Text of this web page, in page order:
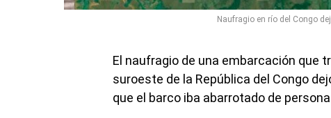
Naufragio en río del Congo
El naufragio de una embarcación que
suroeste de la República del Congo
que el barco iba abarrotado de